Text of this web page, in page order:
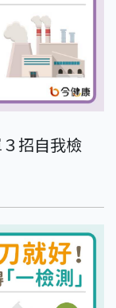
招自我檢